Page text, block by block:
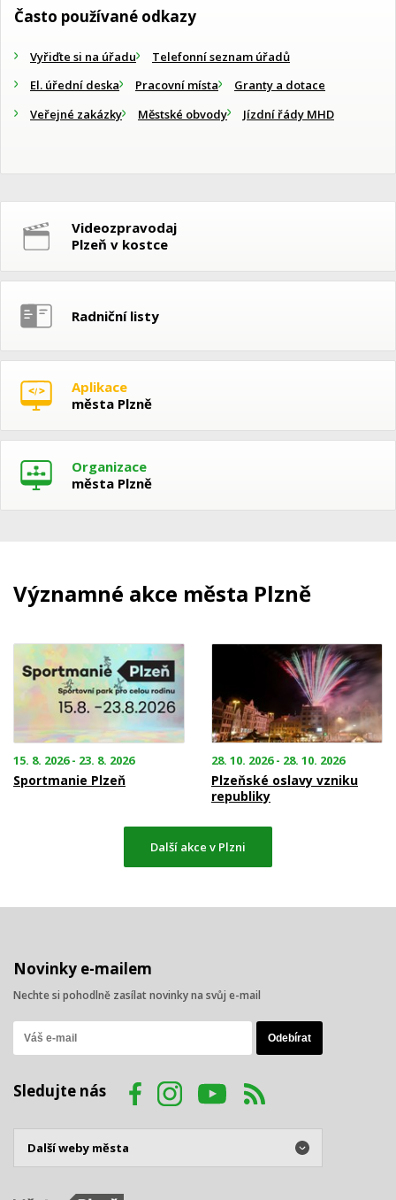
Často používané odkazy
Vyřiďte si na úřadu
Telefonní seznam úřadů
El. úřední deska
Pracovní místa
Granty a dotace
Veřejné zakázky
Městské obvody Jízdní řády MHD
Videozpravodaj
Plzeň v kostce
Radniční listy
Aplikace
města Plzně
Organizace
města Plzně
Významné akce města Plzně
15. 8. 2026 - 23. 8. 2026
Sportmanie Plzeň
28. 10. 2026 - 28. 10. 2026
Plzeňské oslavy vzniku
republiky
Další akce v Plzni
Novinky e-mailem
Nechte si pohodlně zasílat novinky na svůj e-mail
Sledujte nás